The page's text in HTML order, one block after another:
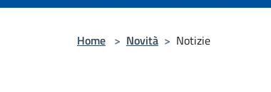
Home > Novità > Notizie